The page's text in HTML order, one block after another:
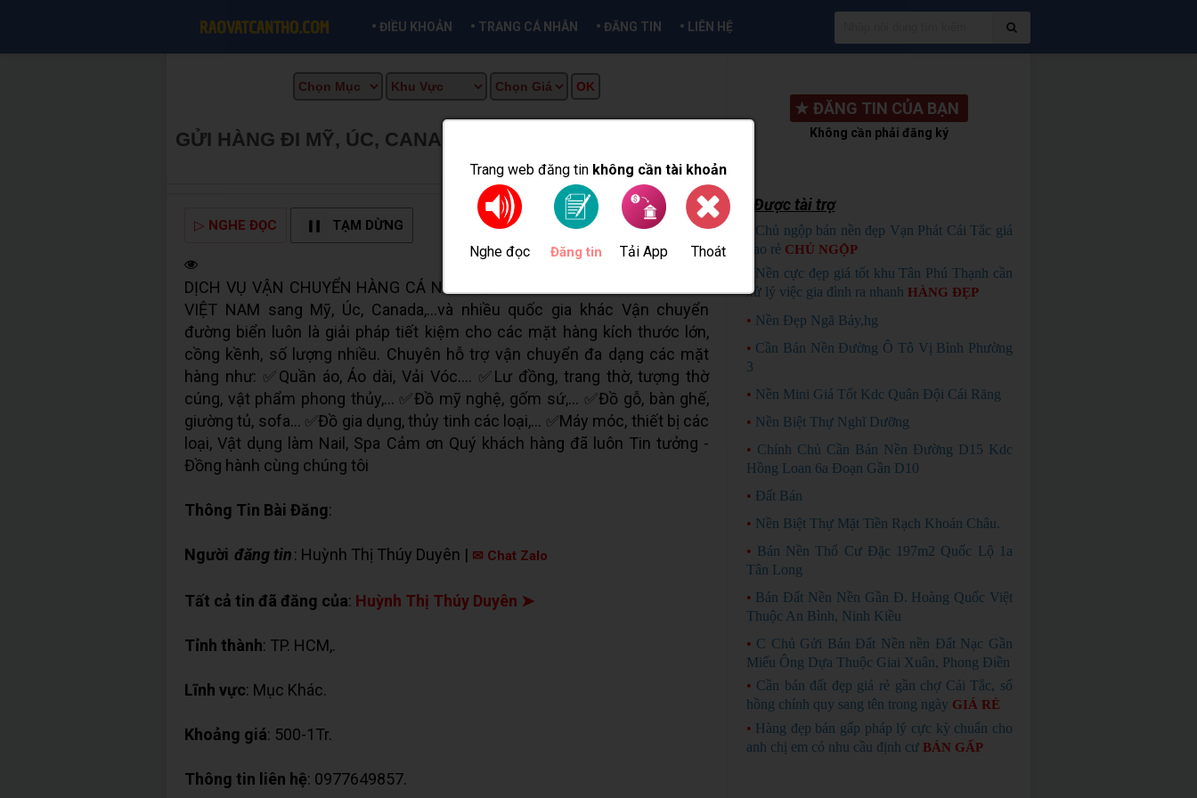
Trang web đăng tin không cần tài khoản
Nghe đọc Đăng tin Tải App Thoát
• ĐIỀU KHOẢN • TRANG CÁ NHÂN • ĐĂNG TIN • LIÊN HỆ
GỬI HÀNG ĐI MỸ, ÚC, CANADA,...GIÁ RẺ
▷ NGHE ĐỌC TẠM DỪNG
DỊCH VỤ VẬN CHUYỂN HÀNG CÁ NHÂN _ HÀNG LẺ BẰNG ĐƯỜNG BIỂN
VIỆT NAM sang Mỹ, Úc, Canada,...và nhiều quốc gia khác Vận chuyển
đường biển luôn là giải pháp tiết kiệm cho các mặt hàng kích thước lớn,
cồng kềnh, số lượng nhiều. Chuyên hỗ trợ vận chuyển đa dạng các mặt
hàng như: ✅Quần áo, Áo dài, Vải Vóc.... ✅Lư đồng, trang thờ, tượng thờ
cúng, vật phẩm phong thủy,... ✅Đồ mỹ nghệ, gốm sứ,... ✅Đồ gỗ, bàn ghế,
giường tủ, sofa... ✅Đồ gia dụng, thủy tinh các loại,... ✅Máy móc, thiết bị các
loại, Vật dụng làm Nail, Spa Cảm ơn Quý khách hàng đã luôn Tin tưởng -
Đồng hành cùng chúng tôi
Thông Tin Bài Đăng:
Người đăng tin: Huỳnh Thị Thúy Duyên | ✉ Chat Zalo
Tất cả tin đã đăng của: Huỳnh Thị Thúy Duyên ➤
Tỉnh thành: TP. HCM,.
Lĩnh vực: Mục Khác.
Khoảng giá: 500-1Tr.
Thông tin liên hệ: 0977649857.
★ ĐĂNG TIN CỦA BẠN
Không cần phải đăng ký
Được tài trợ
Chủ ngộp bán nền đẹp Vạn Phát Cái Tắc giá
bao rẻ CHỦ NGỘP
Nền cực đẹp giá tốt khu Tân Phú Thạnh cần
xử lý việc gia đình ra nhanh HÀNG ĐẸP
• Nền Đẹp Ngã Bảy,hg
• Cần Bán Nền Đường Ô Tô Vị Bình Phường
3
• Nền Mini Giá Tốt Kdc Quân Đội Cái Răng
• Nền Biệt Thự Nghĩ Dưỡng
• Chính Chủ Cần Bán Nền Đường D15 Kdc
Hồng Loan 6a Đoạn Gần D10
• Đất Bán
• Nền Biệt Thự Mặt Tiền Rạch Khoán Châu.
• Bán Nền Thổ Cư Đặc 197m2 Quốc Lộ 1a
Tân Long
• Bán Đất Nền Nền Gần Đ. Hoàng Quốc Việt
Thuộc An Bình, Ninh Kiều
• C Chủ Gửi Bán Đất Nền nền Đất Nạc Gần
Miếu Ông Dựa Thuộc Giai Xuân, Phong Điền
• Cần bán đất đẹp giá rẻ gần chợ Cái Tắc, sổ
hồng chính quy sang tên trong ngày GIÁ RẺ
• Hàng đẹp bán gấp pháp lý cực kỳ chuẩn cho
anh chị em có nhu cầu định cư BÁN GẤP